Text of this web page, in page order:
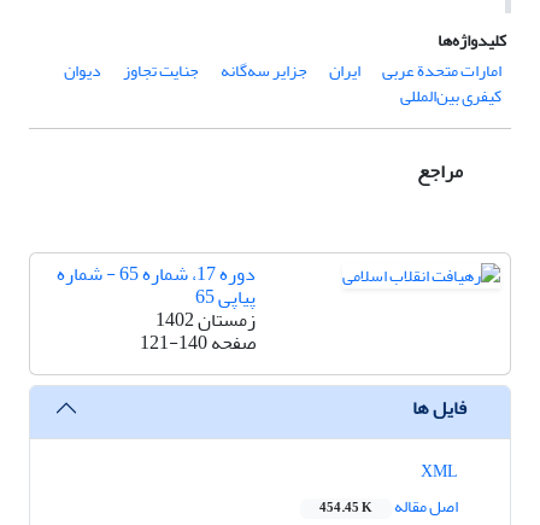
کلیدواژه‌ها
امارات متحدة عربی
ایران جزایر سه‌گانه جنایت تجاوز دیوان
کیفری بین‌المللی
مراجع
دوره 17، شماره 65 - شماره
پیاپی 65
زمستان 1402
صفحه121-140
فایل ها
اصل مقاله
454.45 K